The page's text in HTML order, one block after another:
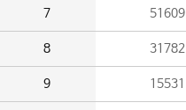
7 51609
8 31782
9 15531